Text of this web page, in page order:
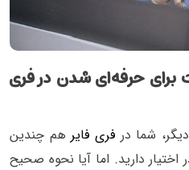
برای حرفه‌ای شدن در فری
شما در فری فایرهم چندین
دارید. اما آیا نحوه صحیح